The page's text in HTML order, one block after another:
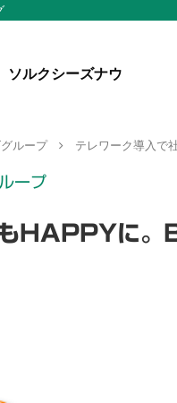
ソルクシーズナウ
ループ テレワーク導入で
ープ
HAPPYに